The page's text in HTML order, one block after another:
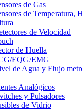
de Gas
de Temperatura,
de Velocidad
de Huella
EQG/EMG
de Agua y Flujo
Analógicos
y Pulsadores
de Vidrio